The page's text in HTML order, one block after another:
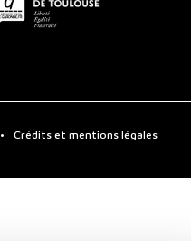
départemental
Garonne
de
Crédits et mentions légales